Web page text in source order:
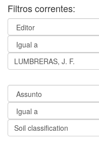
Filtros correntes: